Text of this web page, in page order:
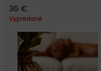
autorského skla Radua crystal.
36 €
Vypredané